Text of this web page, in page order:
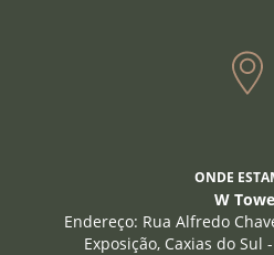
ONDE
W
Endereço: Rua Alfredo
Exposição, Caxias do Sul